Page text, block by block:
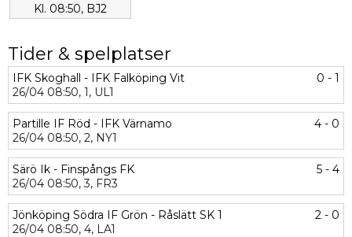
Kl. 08:50, BJ2
Tider & spelplatser
IFK Skoghall - IFK Falköping Vit
0 - 1
26/04 08:50, 1, UL1
Partille IF Röd - IFK Värnamo
4 - 0
26/04 08:50, 2, NY1
Särö Ik - Finspångs FK
5 - 4
26/04 08:50, 3, FR3
Jönköping Södra IF Grön - Råslätt SK 1
2 - 0
26/04 08:50, 4, LA1